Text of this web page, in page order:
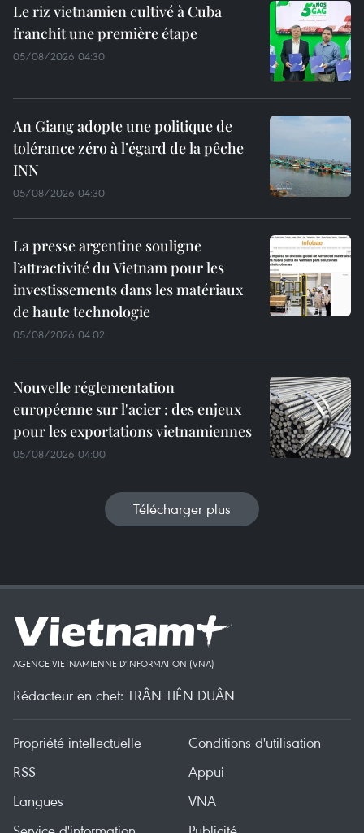
Le riz vietnamien cultivé à Cuba
franchit une première étape
05/08/2026 04:30
An Giang adopte une politique de
tolérance zéro à l’égard de la pêche
INN
05/08/2026 04:30
La presse argentine souligne
l’attractivité du Vietnam pour les
investissements dans les matériaux
de haute technologie
05/08/2026 04:02
Nouvelle réglementation
européenne sur l'acier : des enjeux
pour les exportations vietnamiennes
05/08/2026 04:00
Télécharger plus
AGENCE VIETNAMIENNE D'INFORMATION (VNA)
Rédacteur en chef: TRÂN TIÊN DUÂN
Propriété intellectuelle
Conditions d'utilisation
RSS
Appui
Langues
VNA